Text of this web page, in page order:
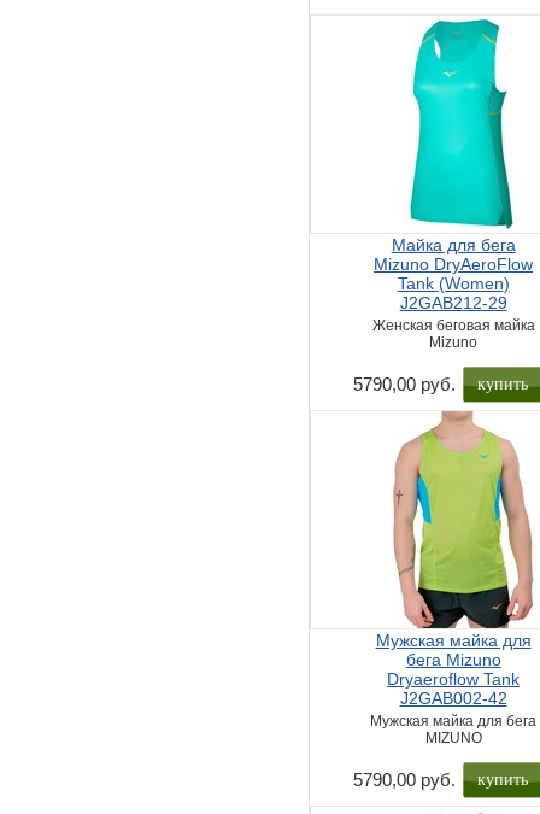
Майка для бега
Mizuno DryAeroFlow
Tank (Women)
J2GAB212-29
Женская беговая майка
Mizuno
5790,00 руб. купить
Мужская майка для
бега Mizuno
Dryaeroflow Tank
J2GAB002-42
Мужская майка для бега
MIZUNO
5790,00 руб. купить